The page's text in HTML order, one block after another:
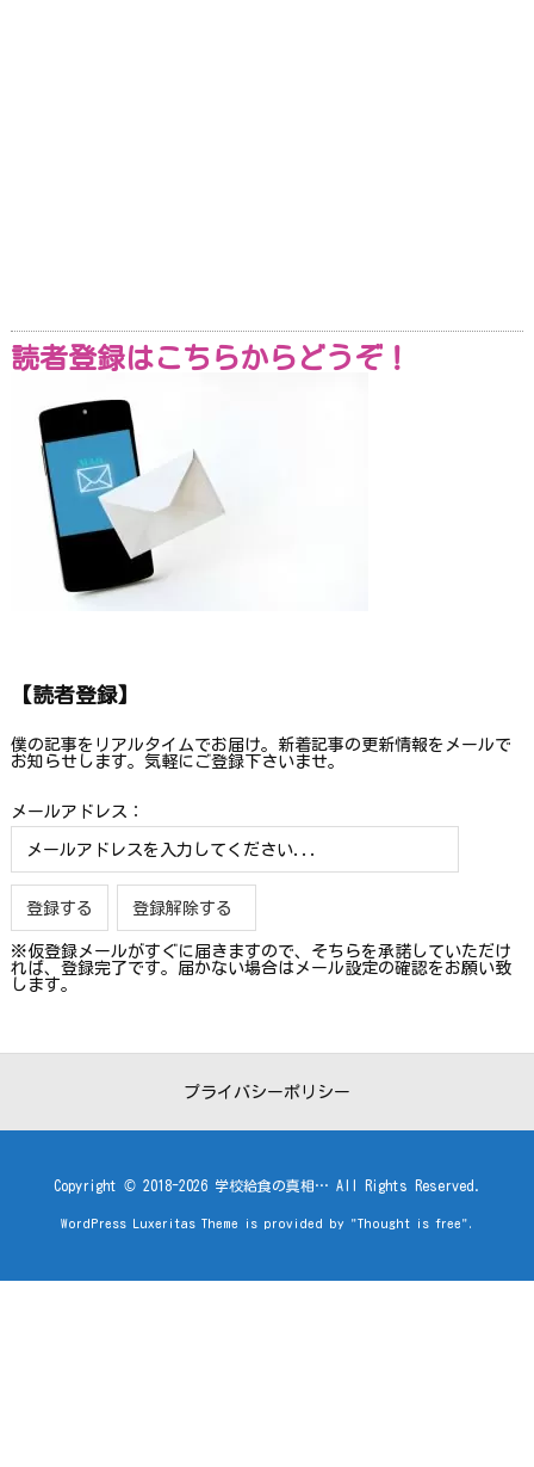
読者登録はこちらからどうぞ！
【読者登録】
僕の記事をリアルタイムでお届け。新着記事の更新情報をメールで
お知らせします。気軽にご登録下さいませ。
メールアドレス：
※仮登録メールがすぐに届きますので、そちらを承諾していただけ
れば、登録完了です。届かない場合はメール設定の確認をお願い致
します。
プライバシーポリシー
Copyright © 2018-2026 学校給食の真相… All Rights Reserved.
WordPress Luxeritas Theme is provided by "Thought is free".